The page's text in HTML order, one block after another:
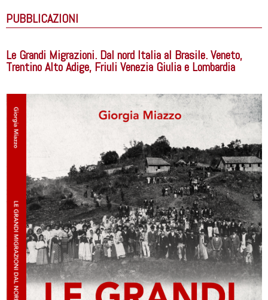
PUBBLICAZIONI
Le Grandi Migrazioni. Dal nord Italia al Brasile. Veneto,
Trentino Alto Adige, Friuli Venezia Giulia e Lombardia